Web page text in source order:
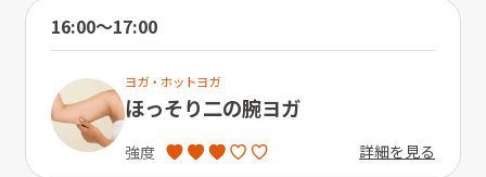
16:00〜17:00
ヨガ・ホットヨガ
ほっそり二の腕ヨガ
強度 詳細を見る